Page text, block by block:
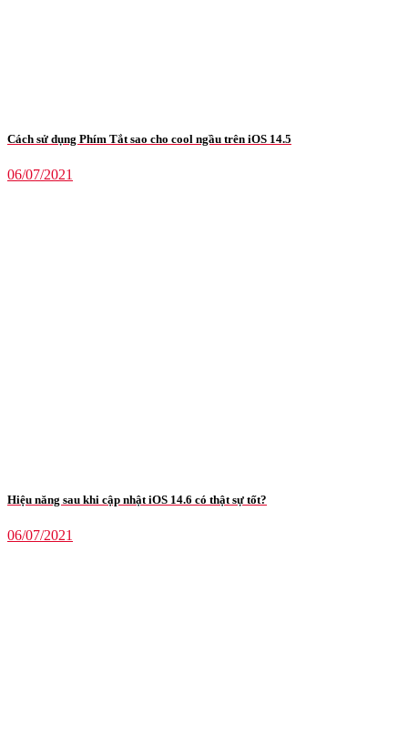
Cách sử dụng Phím Tắt sao cho cool ngầu trên iOS 14.5
06/07/2021
Hiệu năng sau khi cập nhật iOS 14.6 có thật sự tốt?
06/07/2021